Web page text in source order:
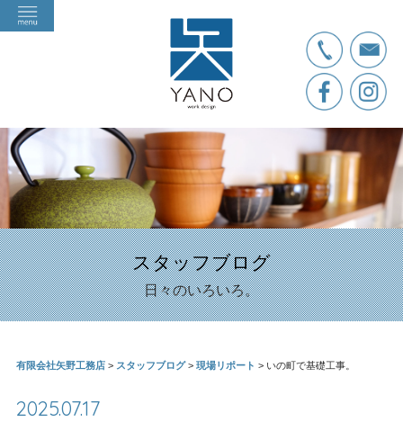
スタッフブログ
日々のいろいろ。
有限会社矢野工務店> スタッフブログ> 現場リポート > いの町で基礎工事。
2025.07.17